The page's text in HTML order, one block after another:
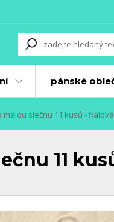
pánské
malou slečnu 11 kusů - fialová
11